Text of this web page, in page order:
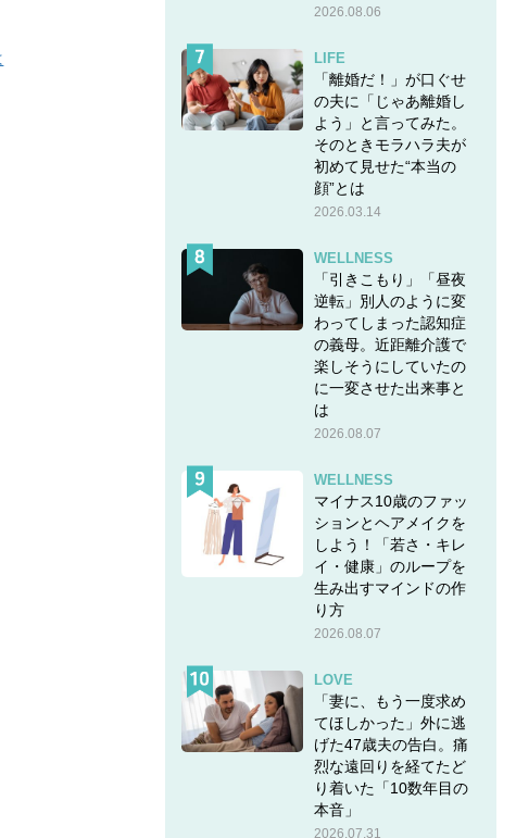
2026.08.06
LIFE
「離婚だ！」が口ぐせ
の夫に「じゃあ離婚し
よう」と言ってみた。
そのときモラハラ夫が
初めて見せた“本当の
顔”とは
2026.03.14
WELLNESS
「引きこもり」「昼夜
逆転」別人のように変
わってしまった認知症
の義母。近距離介護で
楽しそうにしていたの
に一変させた出来事と
は
2026.08.07
WELLNESS
マイナス10歳のファッ
ションとヘアメイクを
しよう！「若さ・キレ
イ・健康」のループを
生み出すマインドの作
り方
2026.08.07
LOVE
「妻に、もう一度求め
てほしかった」外に逃
げた47歳夫の告白。痛
烈な遠回りを経てたど
り着いた「10数年目の
本音」
2026.07.31